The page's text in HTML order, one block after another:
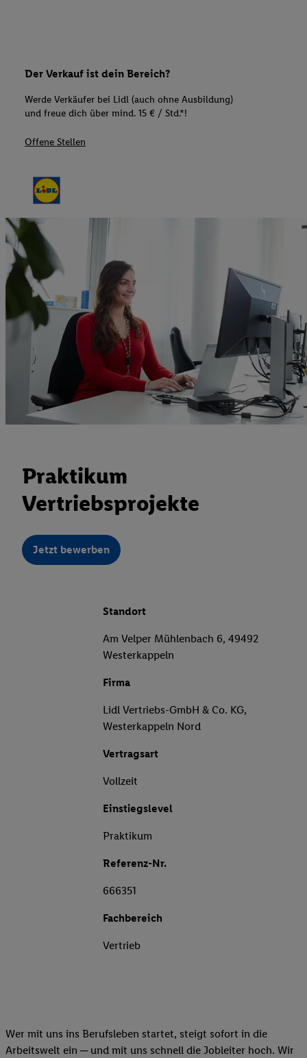
Der Verkauf ist dein Bereich?
Werde Verkäufer bei Lidl (auch ohne Ausbildung)
und freue dich über mind. 15 € / Std.*!
Offene Stellen
Praktikum
Vertriebsprojekte
Jetzt bewerben
Standort
Am Velper Mühlenbach 6, 49492
Westerkappeln
Firma
Lidl Vertriebs-GmbH & Co. KG,
Westerkappeln Nord
Vertragsart
Vollzeit
Einstiegslevel
Praktikum
Referenz-Nr.
666351
Fachbereich
Vertrieb
Wer mit uns ins Berufsleben startet, steigt sofort in die
Arbeitswelt ein ─ und mit uns schnell die Jobleiter hoch. Wir